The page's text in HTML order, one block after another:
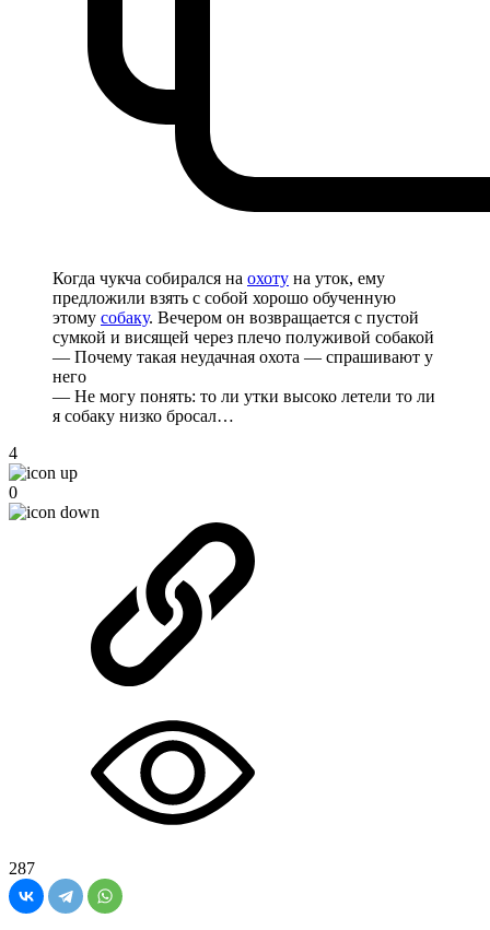
Когда чукча собирался на охоту на уток, ему
предложили взять с собой хорошо обученную
этому собаку. Вечером он возвращается с пустой
сумкой и висящей через плечо полуживой собакой
— Почему такая неудачная охота — спрашивают у
него
— Не могу понять: то ли утки высоко летели то ли
я собаку низко бросал…
4
0
287